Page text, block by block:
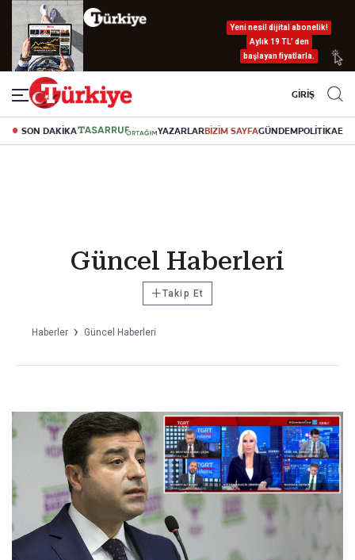
Yeni nesil dijital abonelik!
Aylık 19 TL’ den
başlayan fiyatlarla.
GİRİŞ
SON DAKİKA YAZARLARBİZİM SAYFAGÜNDEMPOLİTİKA
Güncel Haberleri
+Takip Et
Haberler Güncel Haberleri